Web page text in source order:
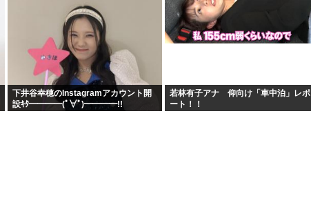
下井谷幸穂のInstagramアカウント開
設ｷﾀ━━━━(ﾟ∀ﾟ)━━━━!!
若林有子アナ 仰向け「車中泊」レポ
ート！！